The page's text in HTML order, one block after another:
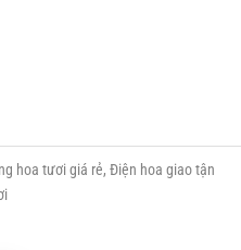
hoa tươi giá rẻ, Điện hoa giao tận